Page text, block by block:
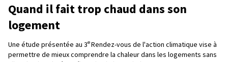
Quand il fait trop chaud dans son
logement
Une étude présentée au 3eRendez-vous de l'action climatique vise à
permettre de mieux comprendre la chaleur dans les logements sans